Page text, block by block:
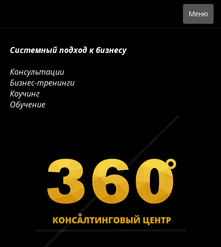
Toggle
navigation
Меню
Системный подход к бизнесу
Консультации
Бизнес-тренинги
Коучинг
Обучение